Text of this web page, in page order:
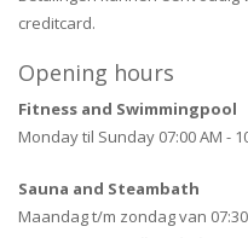
creditcard.
Opening hours
Fitness and Swimmingpool
Monday til Sunday 07:00 AM -
Sauna and Steambath
Maandag t/m zondag van